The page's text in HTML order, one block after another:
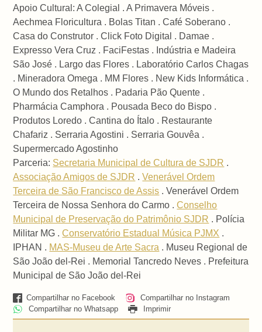
Apoio Cultural: A Colegial . A Primavera Móveis .
Aechmea Floricultura . Bolas Titan . Café Soberano .
Casa do Construtor . Click Foto Digital . Damae .
Expresso Vera Cruz . FaciFestas . Indústria e Madeira
São José . Largo das Flores . Laboratório Carlos Chagas
. Mineradora Omega . MM Flores . New Kids Informática .
O Mundo dos Retalhos . Padaria Pão Quente .
Pharmácia Camphora . Pousada Beco do Bispo .
Produtos Loredo . Cantina do Ítalo . Restaurante
Chafariz . Serraria Agostini . Serraria Gouvêa .
Supermercado Agostinho
Parceria: Secretaria Municipal de Cultura de SJDR .
Associação Amigos de SJDR .Venerável Ordem
Terceira de São Francisco de Assis . Venerável Ordem
Terceira de Nossa Senhora do Carmo .Conselho
Municipal de Preservação do Patrimônio SJDR . Polícia
Militar MG .Conservatório Estadual Música PJMX .
IPHAN . MAS-Museu de Arte Sacra . Museu Regional de
São João del-Rei . Memorial Tancredo Neves . Prefeitura
Municipal de São João del-Rei
Compartilhar no Facebook
Compartilhar no Instagram
Compartilhar no Whatsapp
Imprimir